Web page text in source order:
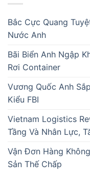
Bắc Cực Quang
Nước Anh
Bãi Biển Anh Ngập
Rơi Container
Vương Quốc Anh
Kiểu FBI
Vietnam Logistics
Tầng Và Nhân Lực,
Vận Đơn Hàng
Sản Thế Chấp